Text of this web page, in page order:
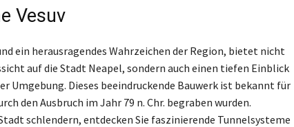
Vesuv
ein herausragendes Wahrzeichen der Region, bietet nicht
auf die Stadt Neapel, sondern auch einen tiefen Einblick
Umgebung. Dieses beeindruckende Bauwerk ist bekannt für
den Ausbruch im Jahr 79 n. Chr. begraben wurden.
schlendern, entdecken Sie faszinierende Tunnelsysteme